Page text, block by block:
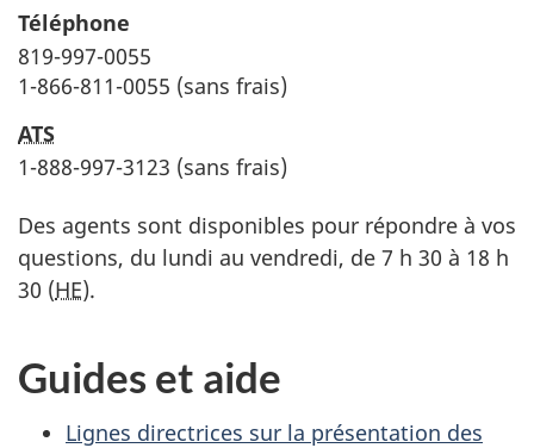
Téléphone
819-997-0055
1-866-811-0055 (sans frais)
ATS
1-888-997-3123 (sans frais)
Des agents sont disponibles pour répondre à vos
questions, du lundi au vendredi, de 7 h 30 à 18 h
30 (HE).
Guides et aide
Lignes directrices sur la présentation des